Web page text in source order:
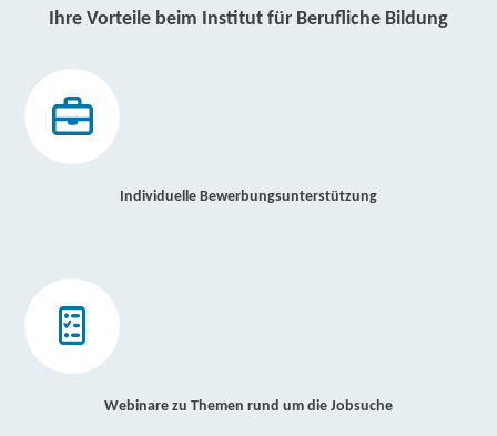
Ihre Vorteile beim Institut für Berufliche Bildung
Individuelle Bewerbungsunterstützung
Webinare zu Themen rund um die Jobsuche